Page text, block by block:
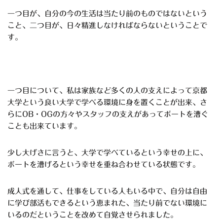
一つ目が、自分の今の生活は当たり前のものではないという
こと、二つ目が、日々精進しなければならないということで
す。
一つ目について、私は家族など多くの人の支えによって京都
大学という良い大学で学べる環境に身を置くことが出来、さ
らにOB・OGの方々やスタッフの支えがあってボートを漕ぐ
ことも出来ています。
少し大げさに言うと、大学で学べているという幸せの上に、
ボートを漕げるという幸せを重ね合わせている状態です。
成人式を通して、仕事をしている人もいる中で、自分は自由
に学び部活もできるという恵まれた、当たり前でない環境に
いるのだということを改めて自覚させられました。